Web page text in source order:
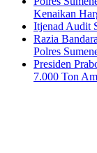
Kenaikan
Itjenad Audit
Razia
Polres
Presiden
7.000 Ton